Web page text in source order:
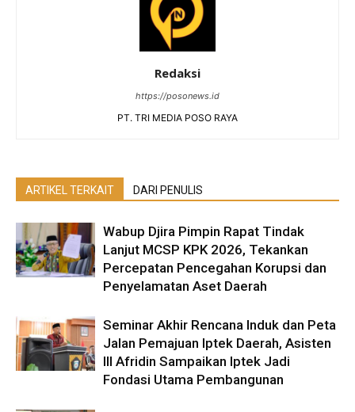
Redaksi
https://posonews.id
PT. TRI MEDIA POSO RAYA
ARTIKEL TERKAIT DARI PENULIS
Wabup Djira Pimpin Rapat Tindak
Lanjut MCSP KPK 2026, Tekankan
Percepatan Pencegahan Korupsi dan
Penyelamatan Aset Daerah
Seminar Akhir Rencana Induk dan Peta
Jalan Pemajuan Iptek Daerah, Asisten
III Afridin Sampaikan Iptek Jadi
Fondasi Utama Pembangunan